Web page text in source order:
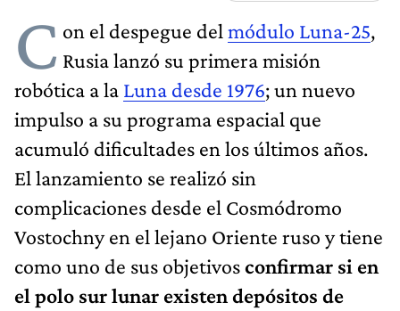
C on el despegue del módulo Luna-25,
Rusia lanzó su primera misión
robótica a la Luna desde 1976; un nuevo
impulso a su programa espacial que
acumuló dificultades en los últimos años.
El lanzamiento se realizó sin
complicaciones desde el Cosmódromo
Vostochny en el lejano Oriente ruso y tiene
como uno de sus objetivosconfirmar si en
el polo sur lunar existen depósitos de